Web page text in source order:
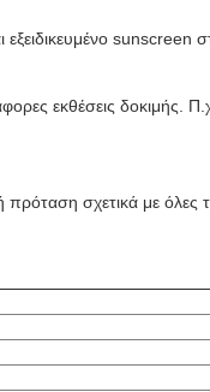
εκθέσεις δοκιμής.
σχετικά με όλες